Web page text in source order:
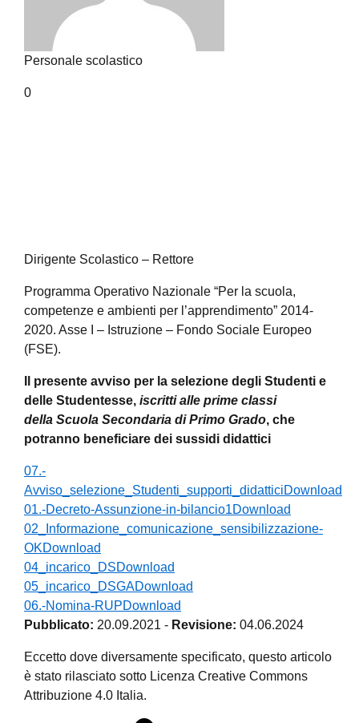
Personale scolastico
0
Dirigente Scolastico – Rettore
Programma Operativo Nazionale “Per la scuola,
competenze e ambienti per l’apprendimento” 2014-
2020. Asse I – Istruzione – Fondo Sociale Europeo
(FSE).
Il presente avviso per la selezione degli Studenti e
delle Studentesse, iscritti alle prime classi
della Scuola Secondaria di Primo Grado, che
potranno beneficiare dei sussidi didattici
07.-
Avviso_selezione_Studenti_supporti_didatticiDownload
01.-Decreto-Assunzione-in-bilancio1Download
02_Informazione_comunicazione_sensibilizzazione-
OKDownload
04_incarico_DSDownload
05_incarico_DSGADownload
06.-Nomina-RUPDownload
Pubblicato: 20.09.2021 - Revisione: 04.06.2024
Eccetto dove diversamente specificato, questo articolo
è stato rilasciato sotto Licenza Creative Commons
Attribuzione 4.0 Italia.